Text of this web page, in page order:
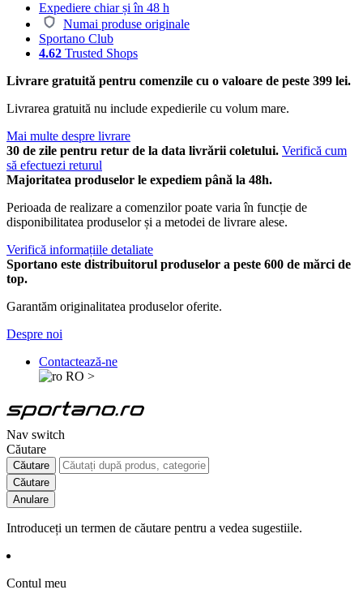
Expediere chiar și în 48 h
Numai produse originale
Sportano Club
4.62 Trusted Shops
Livrare gratuită pentru comenzile cu o valoare de peste 399 lei.
Livrarea gratuită nu include expedierile cu volum mare.
Mai multe despre livrare
30 de zile pentru retur de la data livrării coletului. Verifică cum
să efectuezi returul
Majoritatea produselor le expediem până la 48h.
Perioada de realizare a comenzilor poate varia în funcție de
disponibilitatea produselor și a metodei de livrare alese.
Verifică informațiile detaliate
Sportano este distribuitorul produselor a peste 600 de mărci de
top.
Garantăm originalitatea produselor oferite.
Despre noi
Contactează-ne
RO >
Nav switch
Căutare
Căutare
Căutare
Anulare
Introduceți un termen de căutare pentru a vedea sugestiile.
Contul meu